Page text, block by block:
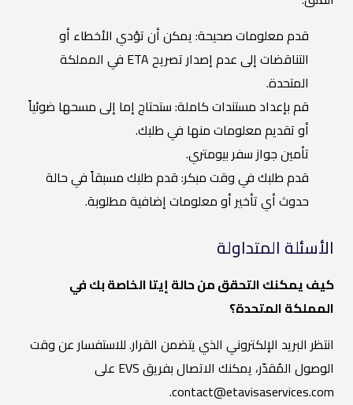
قدم معلومات صحيحة: يمكن أن تؤدي الأخطاء أو
التناقضات إلى عدم إصدار تصريح ETA في المملكة
المتحدة.
قم بإعداد مستندات كاملة: ستحتاج إما إلى مسحها ضوئياً
أو تقديم معلومات منها في طلبك.
تأمين جواز سفر بيومتري.
قدم طلبك في وقت مبكر: قدم طلبك مسبقاً في حالة
حدوث أي تأخير أو معلومات إضافية مطلوبة.
الأسئلة المتداولة
كيف يمكنك التحقق من حالة إيتا الخاصة بك في
المملكة المتحدة؟
انتظر البريد الإلكتروني الذي يتضمن القرار. للاستفسار عن وقت
الوصول المُقدّر، يمكنك الاتصال بفريق EVS على
contact@etavisaservices.com.